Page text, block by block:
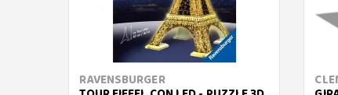
RAVENSBURGER